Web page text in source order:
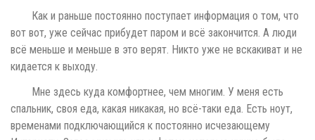
Как и раньше постоянно поступает информация о том, что
вот вот, уже сейчас прибудет паром и всё закончится. А люди
всё меньше и меньше в это верят. Никто уже не вскакиват и не
кидается к выходу.
Мне здесь куда комфортнее, чем многим. У меня есть
спальник, своя еда, какая никакая, но всё-таки еда. Есть ноут,
временами подключающийся к постоянно исчезающему